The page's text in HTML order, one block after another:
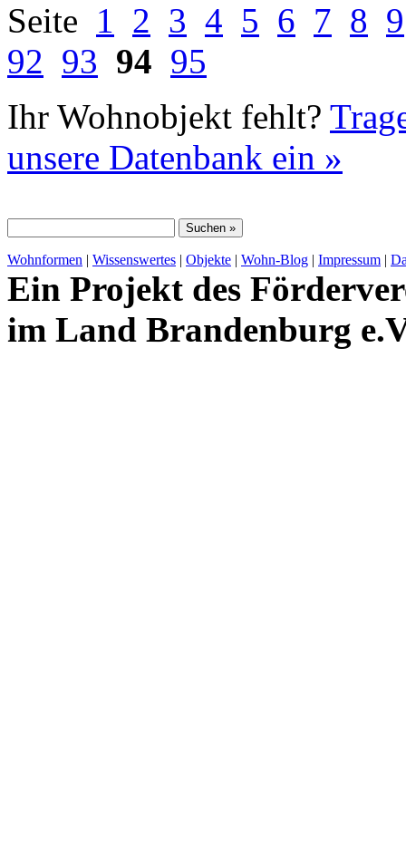
Seite 1 2 3 4 5 6 7 8 9
92 93 94 95
Ihr Wohnobjekt fehlt?
unsere Datenbank ein »
Wohnformen | Wissenswertes | Objekte | Wohn-Blog | Impressum |
Ein Projekt des
im Land Brandenburg